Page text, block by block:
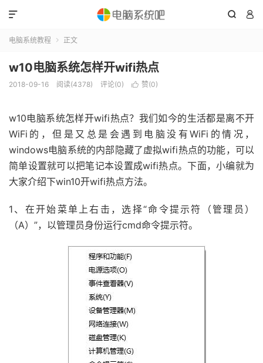
 

电脑系统教程  正文
w10电脑系统怎样开wifi热点
2018-09-16 阅读(4378) 评论(0)  赞(0)
w10电脑系统怎样开wifi热点？我们如今的生活都是离不开
WiFi的，但是又总是会遇到电脑没有WiFi的情况，
windows电脑系统的内部隐藏了虚拟wifi热点的功能，可以
简单设置就可以把笔记本设置成wifi热点。下面，小编就为
大家介绍下win10开wifi热点方法。
1、在开始菜单上右击，选择“命令提示符（管理员）
（A）”，以管理员身份运行cmd命令提示符。